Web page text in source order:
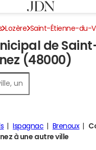
Lozère Saint-Étienne-du-
de
(48000)
Ispagnac Brenoux
à une autre ville